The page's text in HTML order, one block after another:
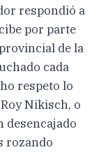
respondió a
por parte
de la
cada
respeto lo
Nikisch, o
desencajado
rozando